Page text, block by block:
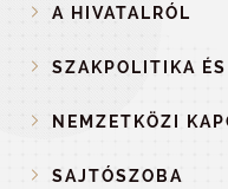
A HIVATALRÓL
SZAKPOLITIKA
NEMZETKÖZI
SAJTÓSZOBA